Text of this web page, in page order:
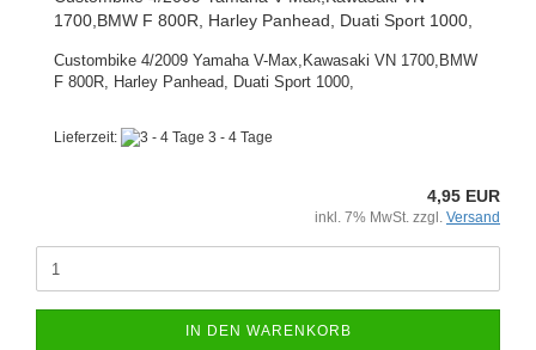
1700,BMW F 800R, Harley Panhead, Duati Sport 1000,
Custombike 4/2009 Yamaha V-Max,Kawasaki VN 1700,BMW
F 800R, Harley Panhead, Duati Sport 1000,
Lieferzeit: 3 - 4 Tage
4,95 EUR
inkl. 7% MwSt. zzgl. Versand
IN DEN WARENKORB